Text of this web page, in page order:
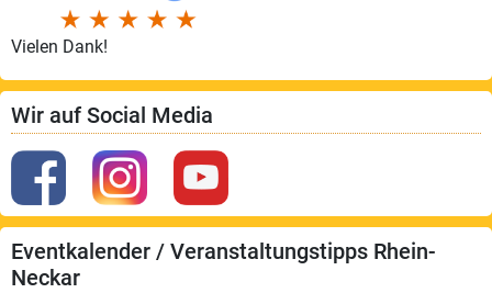
Vielen Dank!
Wir auf Social Media
Eventkalender / Veranstaltungstipps Rhein-
Neckar